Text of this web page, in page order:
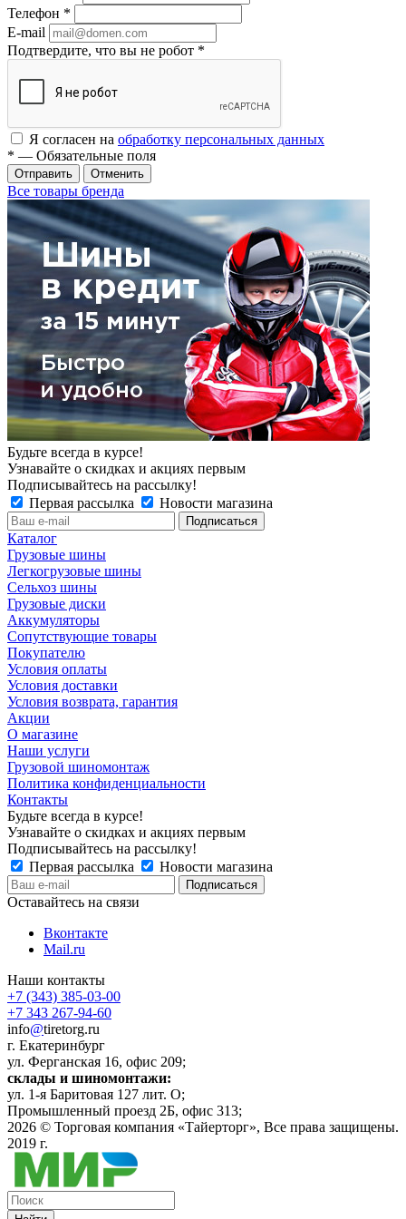
Телефон *
E-mail
Подтвердите, что вы не робот *
Я согласен на обработку персональных данных
* — Обязательные поля
Отменить
Все товары бренда
Будьте всегда в курсе!
Узнавайте о скидках и акциях первым
Подписывайтесь на рассылку!
Первая рассылка
Новости магазина
Каталог
Грузовые шины
Легкогрузовые шины
Сельхоз шины
Грузовые диски
Аккумуляторы
Сопутствующие товары
Покупателю
Условия оплаты
Условия доставки
Условия возврата, гарантия
Акции
О магазине
Наши услуги
Грузовой шиномонтаж
Политика конфиденциальности
Контакты
Будьте всегда в курсе!
Узнавайте о скидках и акциях первым
Подписывайтесь на рассылку!
Первая рассылка
Новости магазина
Оставайтесь на связи
Вконтакте
Mail.ru
Наши контакты
+7 (343) 385-03-00
+7 343 267-94-60
info@tiretorg.ru
г. Екатеринбург
ул. Ферганская 16, офис 209;
склады и шиномонтажи:
ул. 1-я Баритовая 127 лит. О;
Промышленный проезд 2Б, офис 313;
2026 © Торговая компания «Тайерторг», Все права защищены.
2019 г.